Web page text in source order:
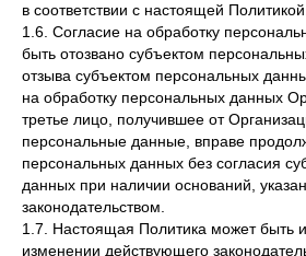
в соответствии с настоящей Политикой.
1.6. Согласие на обработку
быть отозвано субъектом
отзыва субъектом персональных
на обработку персональных данных
третье лицо, получившее от
персональные данные, вправе
персональных данных без согласия
данных при наличии оснований,
законодательством.
1.7. Настоящая Политика может быть
изменении действующего